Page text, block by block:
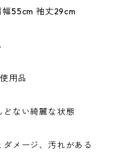
55cm 袖丈29cm
用品
どない綺麗な状態
メージ、汚れがある